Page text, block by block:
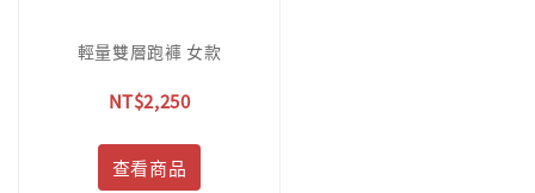
輕量雙層跑褲 女款
NT$2,250
查看商品